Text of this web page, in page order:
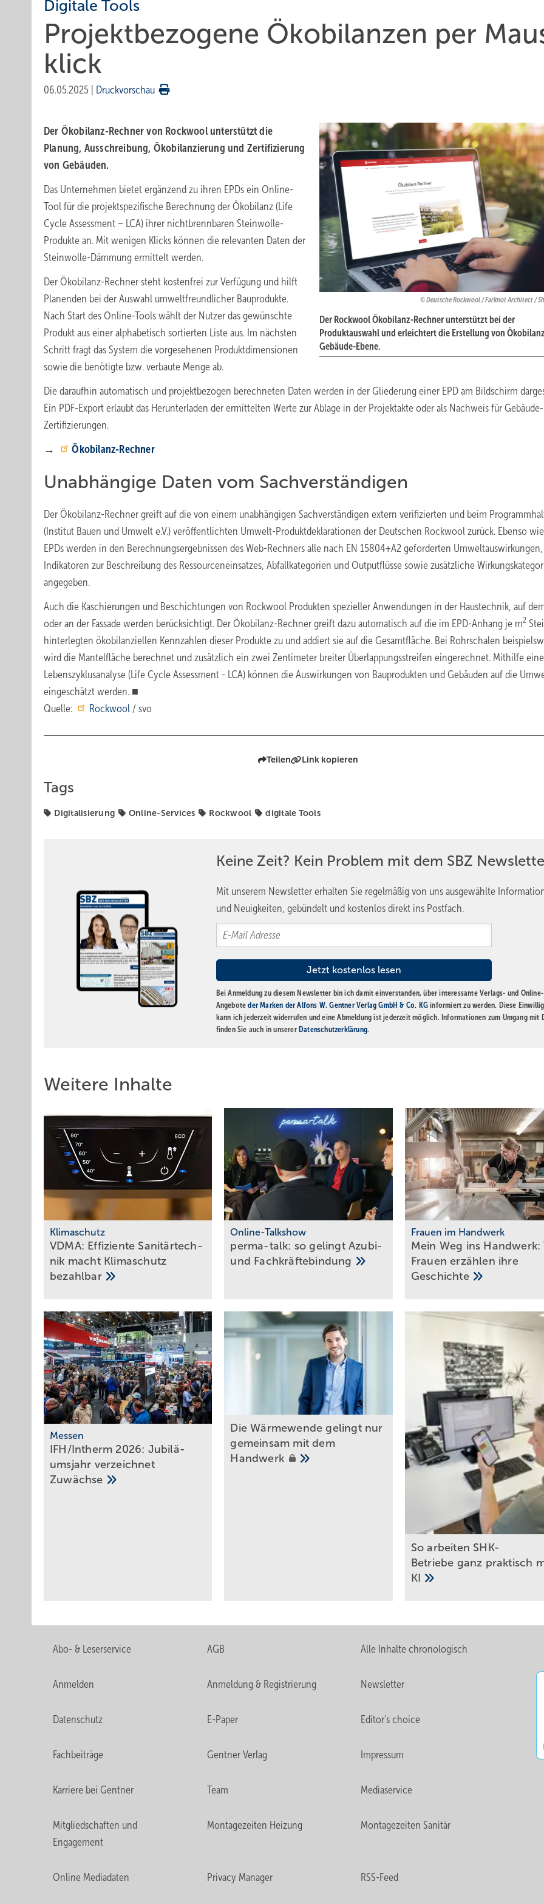
Digitale Tools
Projektbezogene Öko­bi­lan­zen per
klick
06.05.2025 Druckvorschau
Deutsche Rockwool / Farknot Architect /
Der Rockwool Ökobilanz-Rechner unterstützt bei der
Produktauswahl und erleichtert die Erstellung von
Gebäude-Ebene.
Der Ökobilanz-Rechner von Rockwool unterstützt die
Planung, Ausschreibung, Ökobilanzierung und Zertifizierung
von Gebäuden.
Das Unternehmen bietet ergänzend zu ihren EPDs ein Online-
Tool für die projektspezifische Berechnung der Ökobilanz (Life
Cycle Assessment – LCA) ihrer nichtbrennbaren Steinwolle-
Produkte an. Mit wenigen Klicks können die relevanten Daten der
Steinwolle-Dämmung ermittelt werden.
Der Ökobilanz-Rechner steht kostenfrei zur Verfügung und hilft
Planenden bei der Auswahl umweltfreundlicher Bauprodukte.
Nach Start des Online-Tools wählt der Nutzer das gewünschte
Produkt aus einer alphabetisch sortierten Liste aus. Im nächsten
Schritt fragt das System die vorgesehenen Produktdimensionen
sowie die benötigte bzw. verbaute Menge ab.
Die daraufhin automatisch und projektbezogen berechneten Daten werden in der Gliederung einer EPD am Bildschirm
Ein PDF-Export erlaubt das Herunterladen der ermittelten Werte zur Ablage in der Projektakte oder als Nachweis für Gebäude-
Zertifizierungen.
→
Ökobilanz-Rechner
Unabhängige Daten vom Sachverständigen
Der Ökobilanz-Rechner greift auf die von einem unabhängigen Sachverständigen extern verifizierten und beim
(Institut Bauen und Umwelt e.V.) veröffentlichten Umwelt-Produktdeklarationen der Deutschen Rockwool zurück. Ebenso
EPDs werden in den Berechnungsergebnissen des Web-Rechners alle nach EN 15804+A2 geforderten Umweltauswirkungen,
Indikatoren zur Beschreibung des Ressourceneinsatzes, Abfallkategorien und Outputflüsse sowie zusätzliche
angegeben.
Auch die Kaschierungen und Beschichtungen von Rockwool Produkten spezieller Anwendungen in der Haustechnik, auf
oder an der Fassade werden berücksichtigt. Der Ökobilanz-Rechner greift dazu automatisch auf die im EPD-Anhang je m2
hinterlegten ökobilanziellen Kennzahlen dieser Produkte zu und addiert sie auf die Gesamtfläche. Bei Rohrschalen
wird die Mantelfläche berechnet und zusätzlich ein zwei Zentimeter breiter Überlappungsstreifen eingerechnet. Mithilfe
Lebenszyklusanalyse (Life Cycle Assessment - LCA) können die Auswirkungen von Bauprodukten und Gebäuden auf die
eingeschätzt werden. ■
Quelle:
Rockwool / svo
Teilen Link kopieren
Tags
Digitalisierung Online-Services Rockwool digitale Tools
Keine Zeit? Kein Problem mit dem SBZ
Mit unserem Newsletter erhalten Sie regelmäßig von uns ausgewählte
und Neuigkeiten, gebündelt und kostenlos direkt ins Postfach.
Bei Anmeldung zu diesem Newsletter bin ich damit einverstanden, über interessante Verlags- und Online-
Angeboteder Marken der Alfons W. Gentner Verlag GmbH & Co. KG informiert zu werden. Diese
kann ich jederzeit widerrufen und eine Abmeldung ist jederzeit möglich. Informationen zum Umgang mit
finden Sie auch in unserer Datenschutzerklärung.
Weitere Inhalte
Klimaschutz
VDMA: Effiziente Sanitär­tech­
nik macht Klima­schutz
bezahlbar
Online-Talkshow
perma-talk: so gelingt Azubi-
und Fach­kräf­te­bin­dung
Frauen im Handwerk
Mein Weg ins Handwerk:
Frau­en er­zäh­len ihre
Ge­schich­te
Messen
IFH/Intherm 2026: Ju­bi­lä­
ums­jahr ver­zeich­net
Zu­wäch­se
Die W ärmewende gelingt nu r
gemeinsam mit dem
Handwerk
So arbeiten SHK-
Betriebe ganz praktisch
KI
Abo- & Leserservice AGB Alle Inhalte chronologisch
Anmelden Anmeldung & Registrierung Newsletter
Datenschutz E-Paper Editor's choice
Fachbeiträge Gentner Verlag Impressum
Karriere bei Gentner Team Mediaservice
Mitgliedschaften und
Engagement
Montagezeiten Heizung Montagezeiten Sanitär
Online Mediadaten Privacy Manager RSS-Feed